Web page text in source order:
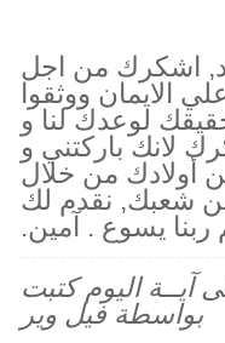
اشكرك من اجل
الايمان ووثقوا
لوعدك لنا و
لانك باركتني و
أولادك من خلال
شعبك, نقدم لك
يسوع . آمين.
آيــة اليوم كتبت
بواسطة فيل وير